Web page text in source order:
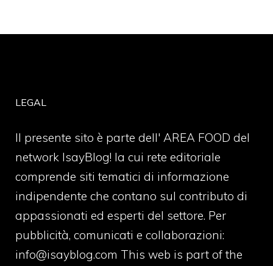
LEGAL
Il presente sito è parte dell' AREA FOOD del
network IsayBlog! la cui rete editoriale
comprende siti tematici di informazione
indipendente che contano sul contributo di
appassionati ed esperti del settore. Per
pubblicità, comunicati e collaborazioni:
info@isayblog.com This web is part of the